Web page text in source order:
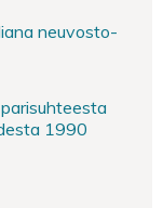
neuvosto-
1990